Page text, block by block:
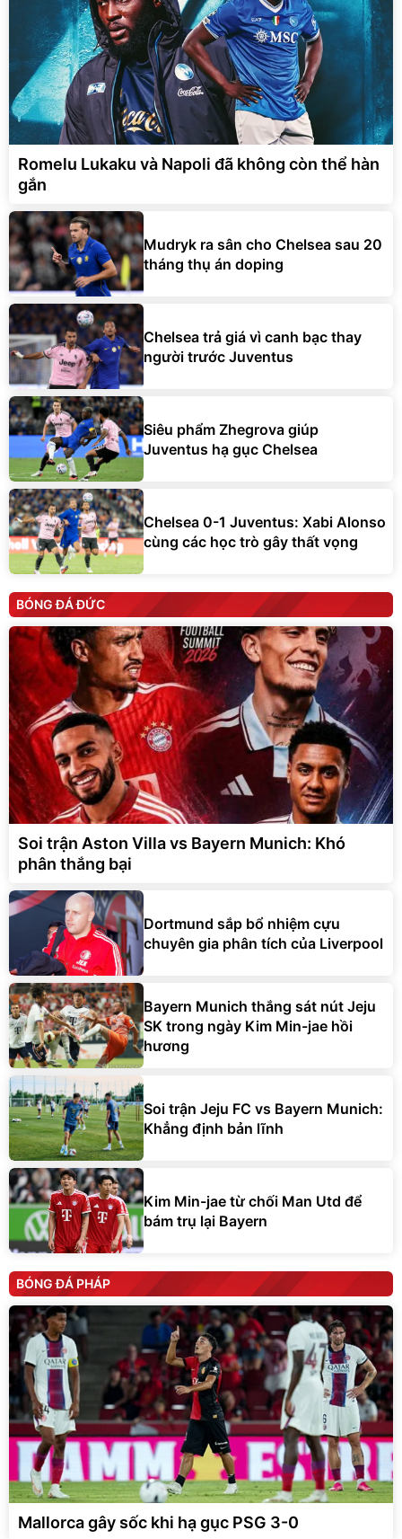
Romelu Lukaku và Napoli đã không còn thể hàn
gắn
Mudryk ra sân cho Chelsea sau 20
tháng thụ án doping
Chelsea trả giá vì canh bạc thay
người trước Juventus
Siêu phẩm Zhegrova giúp
Juventus hạ gục Chelsea
Chelsea 0-1 Juventus: Xabi Alonso
cùng các học trò gây thất vọng
BÓNG ĐÁ ĐỨC
Soi trận Aston Villa vs Bayern Munich: Khó
phân thắng bại
Dortmund sắp bổ nhiệm cựu
chuyên gia phân tích của Liverpool
Bayern Munich thắng sát nút Jeju
SK trong ngày Kim Min-jae hồi
hương
Soi trận Jeju FC vs Bayern Munich:
Khẳng định bản lĩnh
Kim Min-jae từ chối Man Utd để
bám trụ lại Bayern
BÓNG ĐÁ PHÁP
Mallorca gây sốc khi hạ gục PSG 3-0